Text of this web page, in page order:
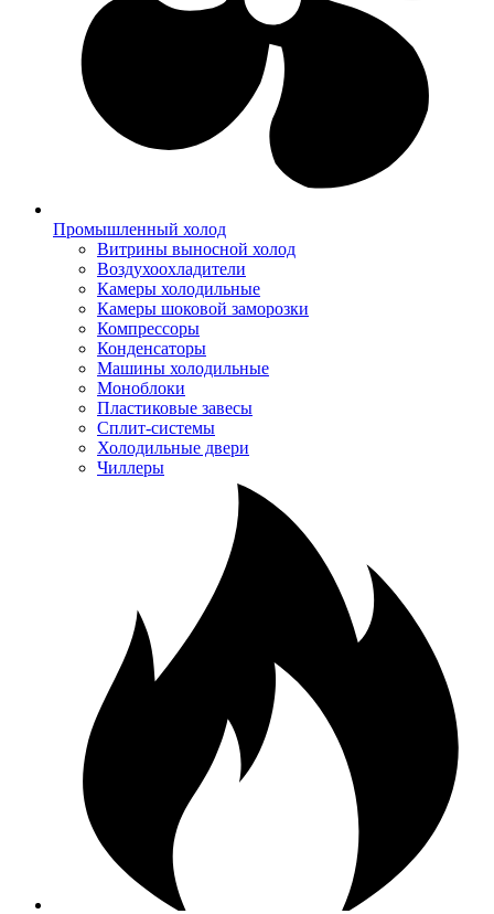
Промышленный холод
Витрины выносной холод
Воздухоохладители
Камеры холодильные
Камеры шоковой заморозки
Компрессоры
Конденсаторы
Машины холодильные
Моноблоки
Пластиковые завесы
Сплит-системы
Холодильные двери
Чиллеры